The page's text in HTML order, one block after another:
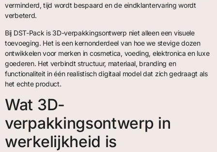
verminderd, tijd wordt bespaard en de eindklantervaring wordt
verbeterd.
Bij DST-Pack is 3D-verpakkingsontwerp niet alleen een visuele
toevoeging. Het is een kernonderdeel van hoe we stevige dozen
ontwikkelen voor merken in cosmetica, voeding, elektronica en luxe
goederen. Het verbindt structuur, materiaal, branding en
functionaliteit in één realistisch digitaal model dat zich gedraagt als
het echte product.
Wat 3D-
verpakkingsontwerp in
werkelijkheid is